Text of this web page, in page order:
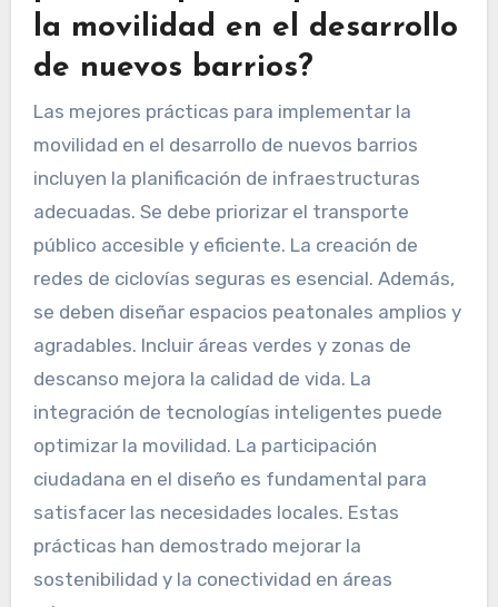
la movilidad en el desarrollo
de nuevos barrios?
Las mejores prácticas para implementar la
movilidad en el desarrollo de nuevos barrios
incluyen la planificación de infraestructuras
adecuadas. Se debe priorizar el transporte
público accesible y eficiente. La creación de
redes de ciclovías seguras es esencial. Además,
se deben diseñar espacios peatonales amplios y
agradables. Incluir áreas verdes y zonas de
descanso mejora la calidad de vida. La
integración de tecnologías inteligentes puede
optimizar la movilidad. La participación
ciudadana en el diseño es fundamental para
satisfacer las necesidades locales. Estas
prácticas han demostrado mejorar la
sostenibilidad y la conectividad en áreas